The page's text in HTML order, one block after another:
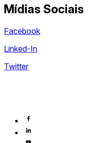
Mídias Sociais
Facebook
Linked-In
Twitter